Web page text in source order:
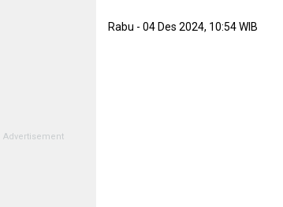
Rabu - 04 Des 2024, 10:54 WIB